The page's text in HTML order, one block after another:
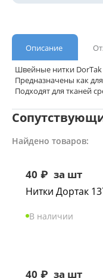
Описание
Швейные нитки DorTak
Предназначены как
Подходят для тканей
Найдено товаров:
40 ₽ за шт
Нитки Дортак
В наличии
40 ₽ за шт